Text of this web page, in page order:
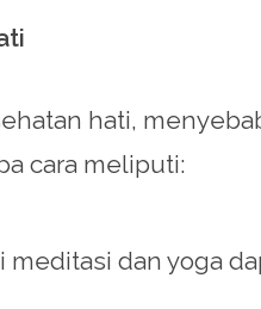
hati,
cara meliputi:
meditasi dan yoga